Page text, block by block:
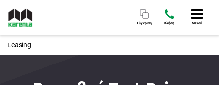
Μενού
Σύγκριση Κλήση
Leasing